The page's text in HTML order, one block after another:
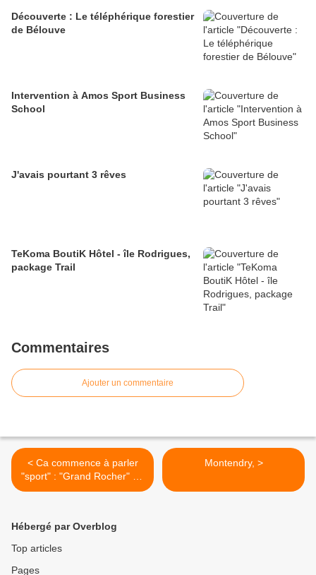
Découverte : Le téléphérique forestier
de Bélouve
Intervention à Amos Sport Business
School
J'avais pourtant 3 rêves
TeKoma BoutiK Hôtel - île Rodrigues,
package Trail
Commentaires
Ajouter un commentaire
< Ca commence à parler
"sport" : "Grand Rocher" en
vélo et ski de fond
Montendry, >
Hébergé par Overblog
Top articles
Pages